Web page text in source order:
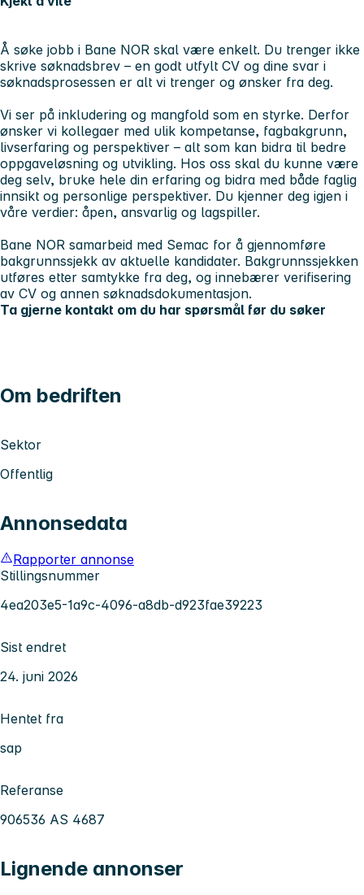
Å søke jobb i Bane NOR skal være enkelt. Du trenger ikke
skrive søknadsbrev – en godt utfylt CV og dine svar i
søknadsprosessen er alt vi trenger og ønsker fra deg.
Vi ser på inkludering og mangfold som en styrke. Derfor
ønsker vi kollegaer med ulik kompetanse, fagbakgrunn,
livserfaring og perspektiver – alt som kan bidra til bedre
oppgaveløsning og utvikling. Hos oss skal du kunne være
deg selv, bruke hele din erfaring og bidra med både faglig
innsikt og personlige perspektiver. Du kjenner deg igjen i
våre verdier: åpen, ansvarlig og lagspiller.
Bane NOR samarbeid med Semac for å gjennomføre
bakgrunnssjekk av aktuelle kandidater. Bakgrunnssjekken
utføres etter samtykke fra deg, og innebærer verifisering
av CV og annen søknadsdokumentasjon.
Ta gjerne kontakt om du har spørsmål før du søker
Om bedriften
Sektor
Offentlig
Annonsedata
Rapporter annonse
Stillingsnummer
4ea203e5-1a9c-4096-a8db-d923fae39223
Sist endret
24. juni 2026
Hentet fra
sap
Referanse
906536 AS 4687
Lignende annonser